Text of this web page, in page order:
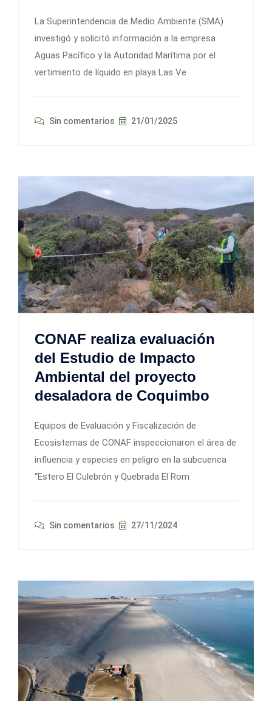
La Superintendencia de Medio Ambiente (SMA)
investigó y solicitó información a la empresa
Aguas Pacífico y la Autoridad Marítima por el
vertimiento de líquido en playa Las Ve
Sin comentarios 21/01/2025
CONAF realiza evaluación
del Estudio de Impacto
Ambiental del proyecto
desaladora de Coquimbo
Equipos de Evaluación y Fiscalización de
Ecosistemas de CONAF inspeccionaron el área de
influencia y especies en peligro en la subcuenca
“Estero El Culebrón y Quebrada El Rom
Sin comentarios 27/11/2024